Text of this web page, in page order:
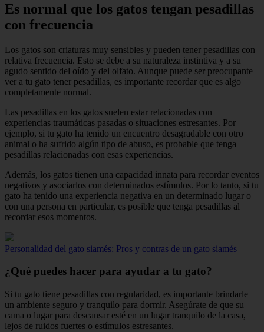
Es normal que los gatos tengan pesadillas
con frecuencia
Los gatos son criaturas muy sensibles y pueden tener pesadillas con
relativa frecuencia. Esto se debe a su naturaleza instintiva y a su
agudo sentido del oído y del olfato. Aunque puede ser preocupante
ver a tu gato tener pesadillas, es importante recordar que es algo
completamente normal.
Las pesadillas en los gatos suelen estar relacionadas con
experiencias traumáticas pasadas o situaciones estresantes. Por
ejemplo, si tu gato ha tenido un encuentro desagradable con otro
animal o ha sufrido algún tipo de abuso, es probable que tenga
pesadillas relacionadas con esas experiencias.
Además, los gatos tienen una capacidad innata para recordar eventos
negativos y asociarlos con determinados estímulos. Por lo tanto, si tu
gato ha tenido una experiencia negativa en un determinado lugar o
con una persona en particular, es posible que tenga pesadillas al
recordar esos momentos.
Personalidad del gato siamés: Pros y contras de un gato siamés
¿Qué puedes hacer para ayudar a tu gato?
Si tu gato tiene pesadillas con regularidad, es importante brindarle
un ambiente seguro y tranquilo para dormir. Asegúrate de que su
cama o lugar para descansar esté en un lugar tranquilo de la casa,
lejos de ruidos fuertes o estímulos estresantes.